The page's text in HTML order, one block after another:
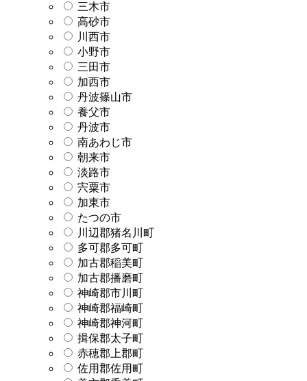
三木市
高砂市
川西市
小野市
三田市
加西市
丹波篠山市
養父市
丹波市
南あわじ市
朝来市
淡路市
宍粟市
加東市
たつの市
川辺郡猪名川町
多可郡多可町
加古郡稲美町
加古郡播磨町
神崎郡市川町
神崎郡福崎町
神崎郡神河町
揖保郡太子町
赤穂郡上郡町
佐用郡佐用町